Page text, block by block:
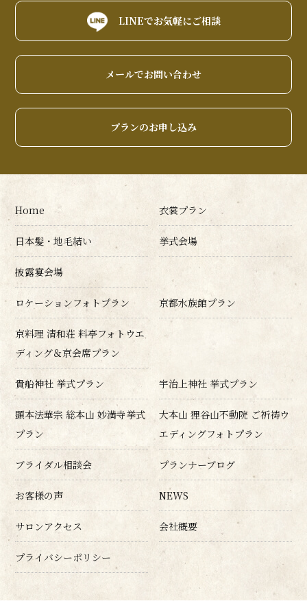
LINEでお気軽にご相談
メールでお問い合わせ
プランのお申し込み
Home 衣裳プラン
日本髪・地毛結い 挙式会場
披露宴会場
ロケーションフォトプラン 京都水族館プラン
京料理 清和荘 料亭フォトウエ
ディング＆京会席プラン
貴船神社 挙式プラン 宇治上神社 挙式プラン
顕本法華宗 総本山 妙満寺挙式
プラン
大本山 狸谷山不動院 ご祈祷ウ
エディングフォトプラン
ブライダル相談会 プランナーブログ
お客様の声 NEWS
サロンアクセス 会社概要
プライバシーポリシー